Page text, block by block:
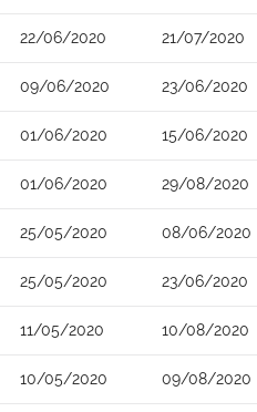
22/06/2020 21/07/2020
09/06/2020 23/06/2020
01/06/2020 15/06/2020
01/06/2020 29/08/2020
25/05/2020 08/06/2020
25/05/2020 23/06/2020
11/05/2020 10/08/2020
10/05/2020 09/08/2020